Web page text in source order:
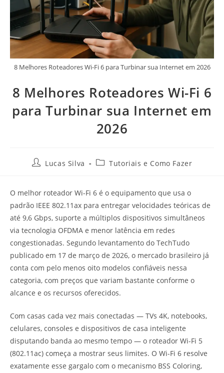
8 Melhores Roteadores Wi-Fi 6 para Turbinar sua Internet em 2026
8 Melhores Roteadores Wi-Fi 6
para Turbinar sua Internet em
2026
Lucas Silva Tutoriais e Como Fazer
O melhor roteador Wi-Fi 6 é o equipamento que usa o
padrão IEEE 802.11ax para entregar velocidades teóricas de
até 9,6 Gbps, suporte a múltiplos dispositivos simultâneos
via tecnologia OFDMA e menor latência em redes
congestionadas. Segundo levantamento do TechTudo
publicado em 17 de março de 2026, o mercado brasileiro já
conta com pelo menos oito modelos confiáveis nessa
categoria, com preços que variam bastante conforme o
alcance e os recursos oferecidos.
Com casas cada vez mais conectadas — TVs 4K, notebooks,
celulares, consoles e dispositivos de casa inteligente
disputando banda ao mesmo tempo — o roteador Wi-Fi 5
(802.11ac) começa a mostrar seus limites. O Wi-Fi 6 resolve
exatamente esse gargalo com o mecanismo BSS Coloring,